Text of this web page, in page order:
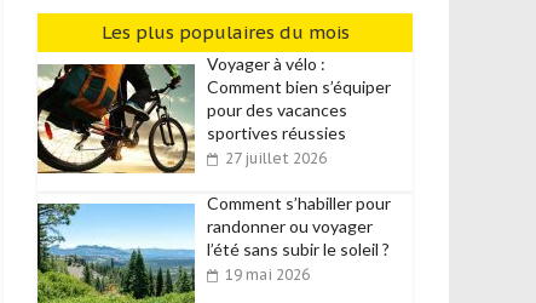
Les plus populaires du mois
Voyager à vélo :
Comment bien s’équiper
pour des vacances
sportives réussies
27 juillet 2026
Comment s’habiller pour
randonner ou voyager
l’été sans subir le soleil ?
19 mai 2026